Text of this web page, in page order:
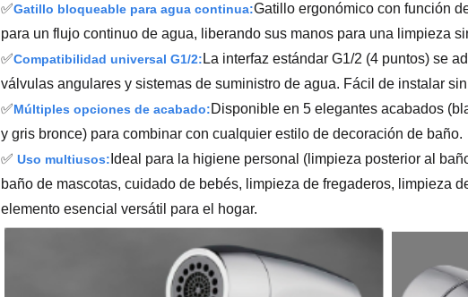
✅Gatillo bloqueable para agua continua:Gatillo ergonómico con función
para un flujo continuo de agua, liberando sus manos para una limpieza
✅Compatibilidad universal G1/2:La interfaz estándar G1/2 (4 puntos) se
válvulas angulares y sistemas de suministro de agua. Fácil de instalar
✅Múltiples opciones de acabado:Disponible en 5 elegantes acabados
y gris bronce) para combinar con cualquier estilo de decoración de baño.
✅ Uso multiusos: Ideal para la higiene personal (limpieza posterior al
baño de mascotas, cuidado de bebés, limpieza de fregaderos, limpieza
elemento esencial versátil para el hogar.